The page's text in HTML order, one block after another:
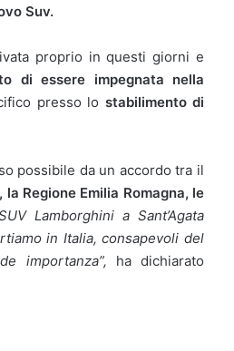
Suv.
proprio in questi giorni e
di essere impegnata nella
presso lo stabilimento di
possibile da un accordo tra il
Regione Emilia Romagna, le
Lamborghini a Sant’Agata
in Italia, consapevoli del
importanza”, ha dichiarato